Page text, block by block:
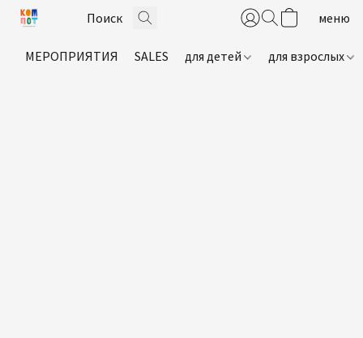
МЕРОПРИЯТИЯ SALES для детей для взрослых